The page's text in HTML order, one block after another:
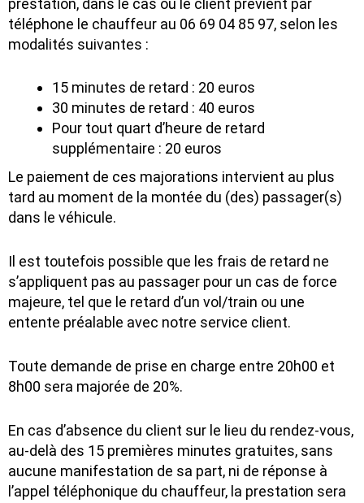
téléphone le chauffeur au 06 69 04 85 97, selon les
modalités suivantes :
15 minutes de retard : 20 euros
30 minutes de retard : 40 euros
Pour tout quart d’heure de retard
supplémentaire : 20 euros
Le paiement de ces majorations intervient au plus
tard au moment de la montée du (des) passager(s)
dans le véhicule.
Il est toutefois possible que les frais de retard ne
s’appliquent pas au passager pour un cas de force
majeure, tel que le retard d’un vol/train ou une
entente préalable avec notre service client.
Toute demande de prise en charge entre 20h00 et
8h00 sera majorée de 20%.
En cas d’absence du client sur le lieu du rendez-vous,
au-delà des 15 premières minutes gratuites, sans
aucune manifestation de sa part, ni de réponse à
l’appel téléphonique du chauffeur, la prestation sera